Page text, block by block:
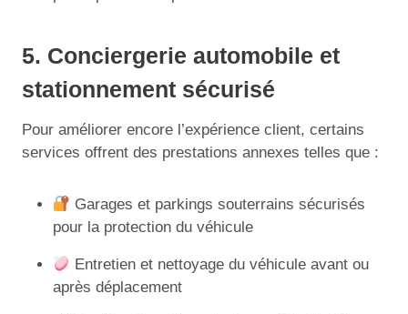
5. Conciergerie automobile et
stationnement sécurisé
Pour améliorer encore l’expérience client, certains
services offrent des prestations annexes telles que :
Garages et parkings souterrains sécurisés
pour la protection du véhicule
Entretien et nettoyage du véhicule avant ou
après déplacement